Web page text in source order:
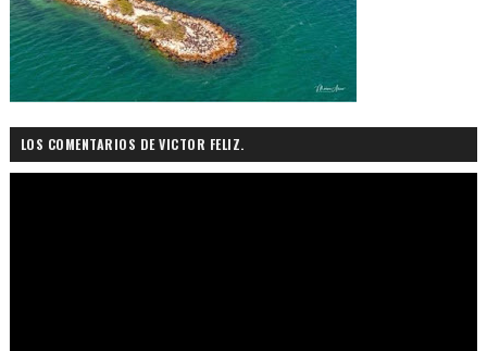
LOS COMENTARIOS DE VICTOR FELIZ.